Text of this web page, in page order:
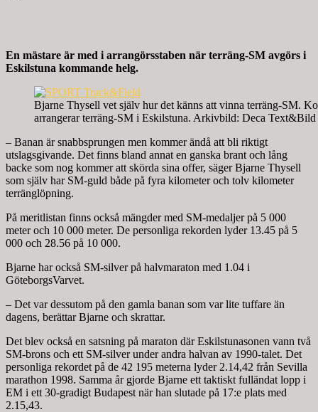
En mästare är med i arrangörsstaben när terräng-SM avgörs i
Eskilstuna kommande helg.
Bjarne Thysell vet själv hur det känns att vinna terräng-SM.
arrangerar terräng-SM i Eskilstuna. Arkivbild: Deca Text&Bild
– Banan är snabbsprungen men kommer ändå att bli riktigt
utslagsgivande. Det finns bland annat en ganska brant och lång
backe som nog kommer att skörda sina offer, säger Bjarne Thysell
som själv har SM-guld både på fyra kilometer och tolv kilometer
terränglöpning.
På meritlistan finns också mängder med SM-medaljer på 5 000
meter och 10 000 meter. De personliga rekorden lyder 13.45 på 5
000 och 28.56 på 10 000.
Bjarne har också SM-silver på halvmaraton med 1.04 i
GöteborgsVarvet.
– Det var dessutom på den gamla banan som var lite tuffare än
dagens, berättar Bjarne och skrattar.
Det blev också en satsning på maraton där Eskilstunasonen vann två
SM-brons och ett SM-silver under andra halvan av 1990-talet. Det
personliga rekordet på de 42 195 meterna lyder 2.14,42 från Sevilla
marathon 1998. Samma år gjorde Bjarne ett taktiskt fulländat lopp i
EM i ett 30-gradigt Budapest när han slutade på 17:e plats med
2.15,43.